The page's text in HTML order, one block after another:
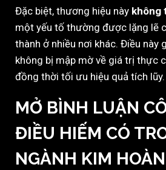
Đặc biệt, thương hiệu này không
một yếu tố thường được lặng lẽ
thành ở nhiều nơi khác. Điều này
không bị mập mờ về giá trị thực
đồng thời tối ưu hiệu quả tích lũy.
MỞ BÌNH LUẬN
ĐIỀU HIẾM CÓ
NGÀNH KIM HOÀN